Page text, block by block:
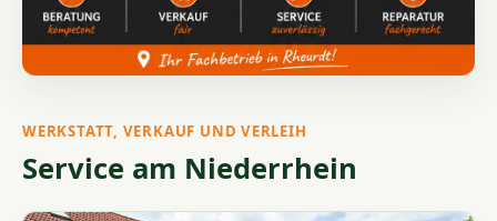
WERKSTATT, VERKAUF UND VERLEIH
Service am Niederrhein